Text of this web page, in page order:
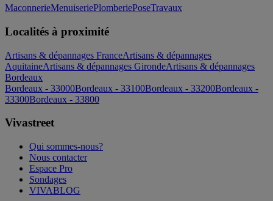
MaconnerieMenuiseriePlomberiePoseTravaux
Localités à proximité
Artisans & dépannages FranceArtisans & dépannages
AquitaineArtisans & dépannages GirondeArtisans & dépannages
Bordeaux
Bordeaux - 33000Bordeaux - 33100Bordeaux - 33200Bordeaux -
33300Bordeaux - 33800
Vivastreet
Qui sommes-nous?
Nous contacter
Espace Pro
Sondages
VIVABLOG